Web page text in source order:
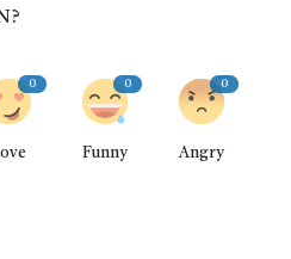
0 0
Funny
0
Angry